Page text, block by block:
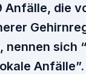
Anfälle, die
nennen sich